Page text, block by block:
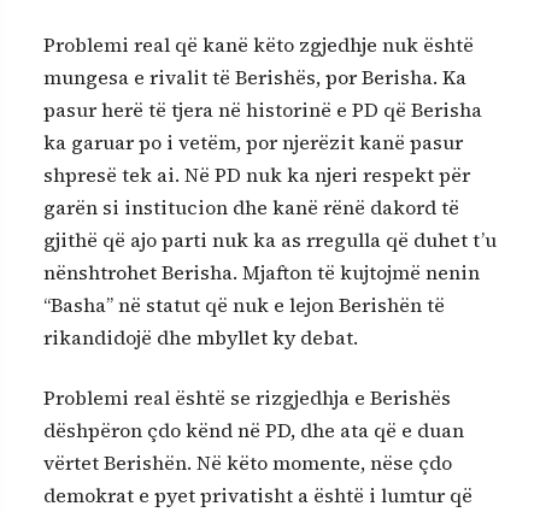
Problemi real që kanë këto zgjedhje nuk është
mungesa e rivalit të Berishës, por Berisha. Ka
pasur herë të tjera në historinë e PD që Berisha
ka garuar po i vetëm, por njerëzit kanë pasur
shpresë tek ai. Në PD nuk ka njeri respekt për
garën si institucion dhe kanë rënë dakord të
gjithë që ajo parti nuk ka as rregulla që duhet t’u
nënshtrohet Berisha. Mjafton të kujtojmë nenin
“Basha” në statut që nuk e lejon Berishën të
rikandidojë dhe mbyllet ky debat.
Problemi real është se rizgjedhja e Berishës
dëshpëron çdo kënd në PD, dhe ata që e duan
vërtet Berishën. Në këto momente, nëse çdo
demokrat e pyet privatisht a është i lumtur që